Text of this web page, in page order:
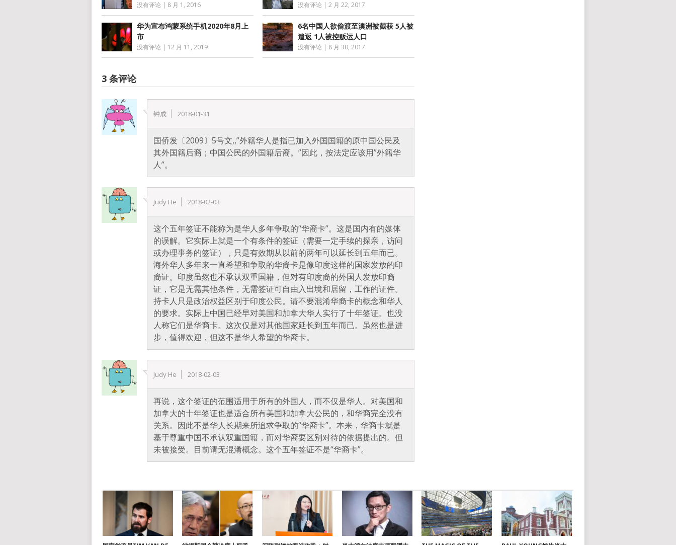
没有评论 | 8 月 1, 2016 没有评论 |2 月 22, 2017
华为宣布鸿蒙系统手机2020年8月上
市
没有评论 | 12 月 11, 2019
6名中国人欲偷渡至澳洲被截获 5人被
遣返 1人被控贩运人口
没有评论 | 8 月 30, 2017
3 条评论
钟成 2018-01-31
国侨发〔2009〕5号文,,”外籍华人是指已加入外国国籍的原中国公民及
其外国籍后裔；中国公民的外国籍后裔。”因此，按法定应该用”外籍华
人”。
Judy He 2018-02-03
这个五年签证不能称为是华人多年争取的“华裔卡”。这是国内有的媒体
的误解。它实际上就是一个有条件的签证（需要一定手续的探亲，访问
或办理事务的签证），只是有效期从以前的两年可以延长到五年而已。
海外华人多年来一直希望和争取的华裔卡是像印度这样的国家发放的印
裔证。印度虽然也不承认双重国籍，但对有印度裔的外国人发放印裔
证，它是无需其他条件，无需签证可自由入出境和居留，工作的证件。
持卡人只是政治权益区别于印度公民。请不要混淆华裔卡的概念和华人
的要求。实际上中国已经早对美国和加拿大华人实行了十年签证。也没
人称它们是华裔卡。这次仅是对其他国家延长到五年而已。虽然也是进
步，值得欢迎，但这不是华人希望的华裔卡。
Judy He 2018-02-03
再说，这个签证的范围适用于所有的外国人，而不仅是华人。对美国和
加拿大的十年签证也是适合所有美国和加拿大公民的，和华裔完全没有
关系。因此不是华人长期来所追求争取的“华裔卡”。本来，华裔卡就是
基于尊重中国不承认双重国籍，而对华裔要区别对待的依据提出的。但
未被接受。目前请无混淆概念。这个五年签证不是“华裔卡”。